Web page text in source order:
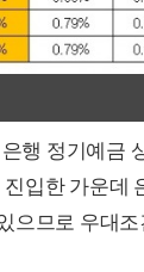
행 정기예금
입한 가운데
으므로 우대조